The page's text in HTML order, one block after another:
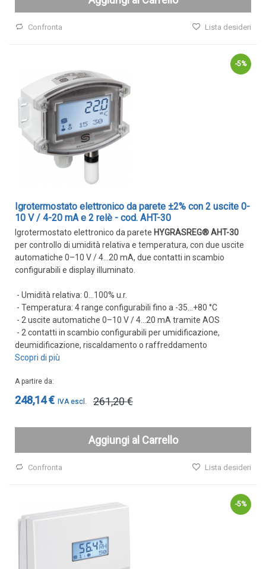
Lista desideri
Confronta
-5%
Igrotermostato elettronico da parete ±2% con 2 uscite 0-
10 V / 4-20 mA e 2 relè - cod. AHT-30
Igrotermostato elettronico da parete HYGRASREG® AHT-30
per controllo di umidità relativa e temperatura, con due uscite
automatiche 0–10 V / 4…20 mA, due contatti in scambio
configurabili e display illuminato.
- Umidità relativa: 0…100% u.r.
- Temperatura: 4 range configurabili fino a -35…+80 °C
- 2 uscite automatiche 0–10 V / 4…20 mA tramite AOS
- 2 contatti in scambio configurabili per umidificazione,
deumidificazione, riscaldamento o raffreddamento
Scopri di più
A partire da
248,14 € 261,20 €
Aggiungi al Carrello
Lista desideri
Confronta
-5%
Trasmettitori pressione
Sonde di flusso
Flussostati
Flussimetri
Misuratori di portata aria
Sonde di livello
Sonde CO2
Sonde CO2 ambiente
Sonde CO2 da canale
Sonde VOC - Componenti Organici Volatili
Sonde VOC da canale
Sonde di polveri sottili PM
Sonde PM ambiente
Sonde combinate
Sonde combinate ambiente
Sonde combinate da canale
Sensori di luminosità e movimento
Sensori di luminosità movimento e